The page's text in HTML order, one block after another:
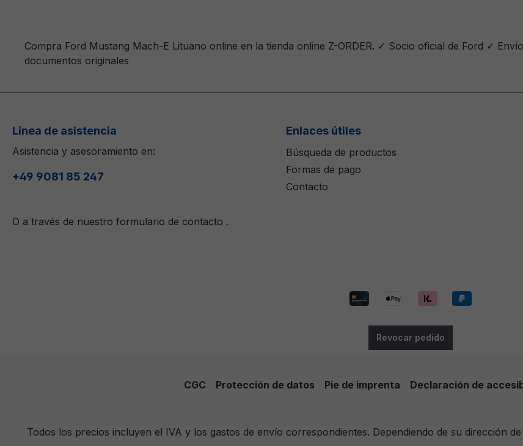
Compra Ford Mustang Mach-E Lituano online en la tienda online Z-ORDER. ✓ Socio oficial de Ford ✓
documentos originales
Línea de asistencia
Asistencia y asesoramiento en:
+49 9081 85 247
O a través de nuestro formulario de contacto .
Enlaces útiles
Búsqueda de productos
Formas de pago
Contacto
Revocar pedido
CGC Protección de datos Pie de imprenta Declaración de
Todos los precios incluyen el IVA y los gastos de envío correspondientes. Dependiendo de su dirección